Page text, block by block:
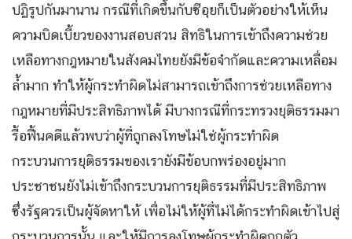
ปฏิรูปกันมานาน กรณีที่เกิดขึ้นกับซีอุยก็เป็นตัวอย่างให้เห็น
ความบิดเบี้ยวของงานสอบสวน สิทธิในการเข้าถึงความช่วย
เหลือทางกฎหมายในสังคมไทยยังมีข้อจำกัดและความเหลื่อม
ล้ำมาก ทำให้ผู้กระทำผิดไม่สามารถเข้าถึงการช่วยเหลือทาง
กฎหมายที่มีประสิทธิภาพได้ มีบางกรณีที่กระทรวงยุติธรรมมา
รื้อฟื้นคดีแล้วพบว่าผู้ที่ถูกลงโทษไม่ใช่ผู้กระทำผิด
กระบวนการยุติธรรมของเรายังมีข้อบกพร่องอยู่มาก
ประชาชนยังไม่เข้าถึงกระบวนการยุติธรรมที่มีประสิทธิภาพ
ซึ่งรัฐควรเป็นผู้จัดหาให้ เพื่อไม่ให้ผู้ที่ไม่ได้กระทำผิดเข้าไปสู่